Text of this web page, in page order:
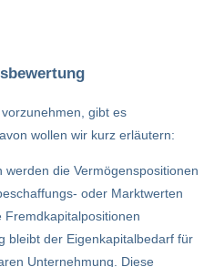
gibt es
wollen wir kurz erläutern:
die Vermögenspositionen
oder Marktwerten
bleibt der Eigenkapitalbedarf für
Unternehmung. Diese